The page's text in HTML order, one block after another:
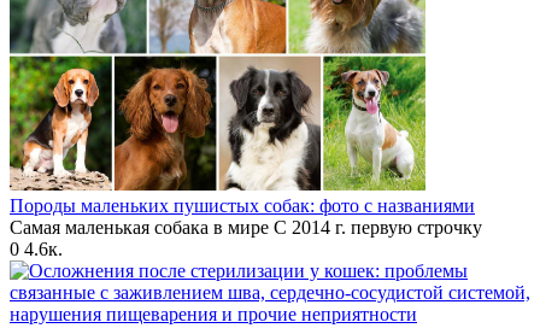
Породы маленьких пушистых собак: фото с названиями
Самая маленькая собака в мире С 2014 г. первую строчку
0 4.6к.